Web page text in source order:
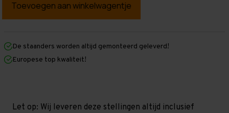
Grootvakstelling
mm
mm
x
800
niveaus
Grootvakstelling
mm
mm
800
niveaus
De staanders worden altijd gemonteerd geleverd!
Europese top kwaliteit!
Let op: Wij leveren deze stellingen altijd inclusief